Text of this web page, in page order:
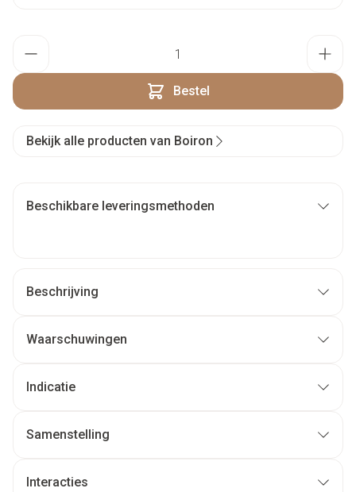
Bestel
Bekijk alle producten van Boiron
Beschikbare leveringsmethoden
Beschrijving
Waarschuwingen
Indicatie
Samenstelling
Interacties